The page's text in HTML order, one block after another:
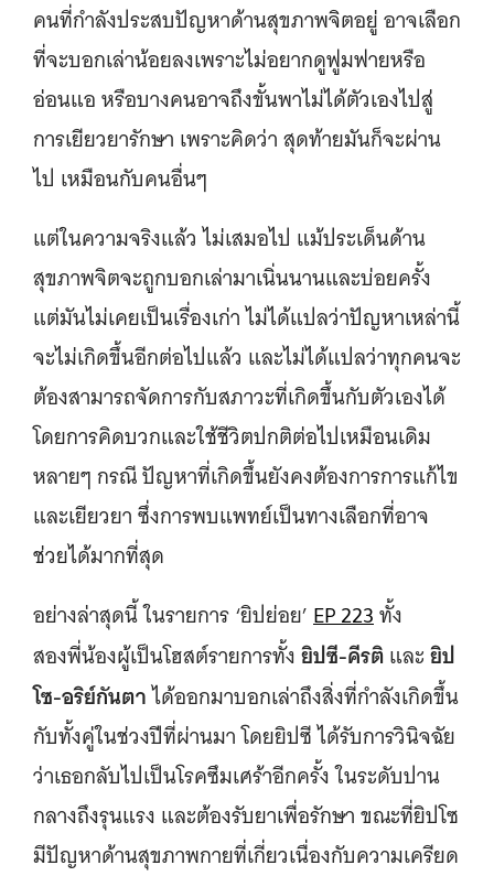
คนที่กำลังประสบปัญหาด้านสุขภาพจิตอยู่ อาจเลือก
ที่จะบอกเล่าน้อยลงเพราะไม่อยากดูฟูมฟายหรือ
อ่อนแอ หรือบางคนอาจถึงขั้นพาไม่ได้ตัวเองไปสู่
การเยียวยารักษา เพราะคิดว่า สุดท้ายมันก็จะผ่าน
ไป เหมือนกับคนอื่นๆ
แต่ในความจริงแล้ว ไม่เสมอไป แม้ประเด็นด้าน
สุขภาพจิตจะถูกบอกเล่ามาเนิ่นนานและบ่อยครั้ง
แต่มันไม่เคยเป็นเรื่องเก่า ไม่ได้แปลว่าปัญหาเหล่านี้
จะไม่เกิดขึ้นอีกต่อไปแล้ว และไม่ได้แปลว่าทุกคนจะ
ต้องสามารถจัดการกับสภาวะที่เกิดขึ้นกับตัวเองได้
โดยการคิดบวกและใช้ชีวิตปกติต่อไปเหมือนเดิม
หลายๆ กรณี ปัญหาที่เกิดขึ้นยังคงต้องการการแก้ไข
และเยียวยา ซึ่งการพบแพทย์เป็นทางเลือกที่อาจ
ช่วยได้มากที่สุด
อย่างล่าสุดนี้ ในรายการ ‘ยิปย่อย’EP 223ทั้ง
สองพี่น้องผู้เป็นโฮสต์รายการทั้งยิปซี-คีรติและยิป
โซ-อริย์กันตาได้ออกมาบอกเล่าถึงสิ่งที่กำลังเกิดขึ้น
กับทั้งคู่ในช่วงปีที่ผ่านมา โดยยิปซี ได้รับการวินิจฉัย
ว่าเธอกลับไปเป็นโรคซึมเศร้าอีกครั้ง ในระดับปาน
กลางถึงรุนแรง และต้องรับยาเพื่อรักษา ขณะที่ยิปโซ
มีปัญหาด้านสุขภาพกายที่เกี่ยวเนื่องกับความเครียด